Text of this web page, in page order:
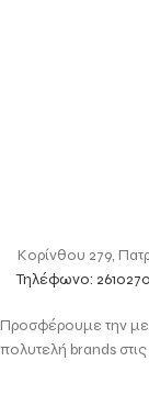
Κορίνθου 279,
Τηλέφωνο:
Προσφέρουμε την
πολυτελή brands